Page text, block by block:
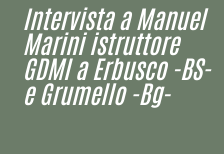
Intervista a Manuel
Marini istruttore
GDMI a Erbusco -BS-
e Grumello -Bg-